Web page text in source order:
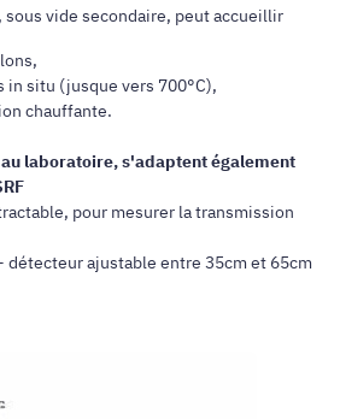
vide secondaire, peut accueillir
in situ (jusque vers 700°C),
chauffante.
laboratoire, s'adaptent également
pour mesurer la transmission
détecteur ajustable entre 35cm et 65cm